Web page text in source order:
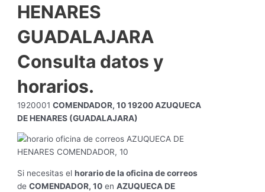
HENARES
GUADALAJARA
Consulta datos y
horarios.
1920001COMENDADOR, 10 19200 AZUQUECA
DE HENARES (GUADALAJARA)
Si necesitas elhorario de la oficina de correos
deCOMENDADOR, 10 enAZUQUECA DE